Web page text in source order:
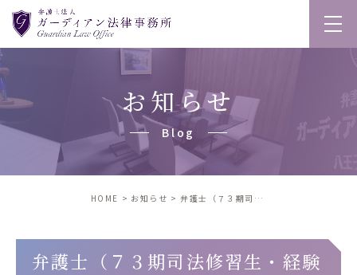
お知らせ
blog
HOME お知らせ 弁護士（７３期司法修習生・経験弁護士）の募集を開始しました
弁護士（７３期司法修習生・経験